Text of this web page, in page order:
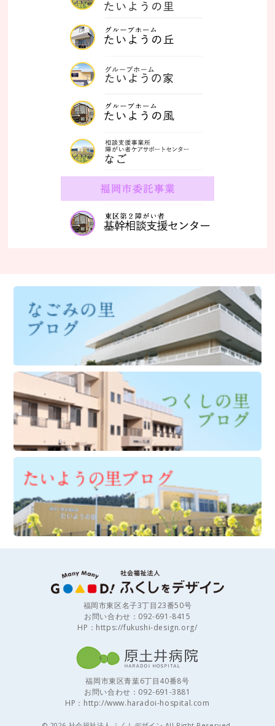
福岡市東区名子3丁目23番50号
お問い合わせ：092-691-8415
HP： https://fukushi-design.org/
福岡市東区青葉6丁目40番8号
お問い合わせ：092-691-3881
HP： http://www.haradoi-hospital.com